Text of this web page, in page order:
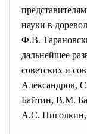
науки в
Ф.В.
дальнейшее
советских и
Александров,
Байтин, В.М.
А.С.